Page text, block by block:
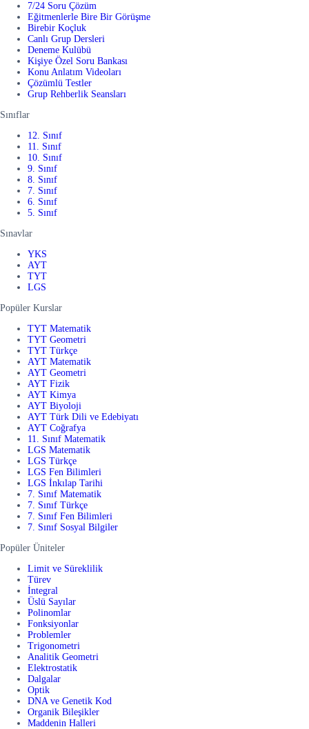
7/24 Soru Çözüm
Eğitmenlerle Bire Bir Görüşme
Birebir Koçluk
Canlı Grup Dersleri
Deneme Kulübü
Kişiye Özel Soru Bankası
Konu Anlatım Videoları
Çözümlü Testler
Grup Rehberlik Seansları
Sınıflar
12. Sınıf
11. Sınıf
10. Sınıf
9. Sınıf
8. Sınıf
7. Sınıf
6. Sınıf
5. Sınıf
Sınavlar
YKS
AYT
TYT
LGS
Popüler Kurslar
TYT Matematik
TYT Geometri
TYT Türkçe
AYT Matematik
AYT Geometri
AYT Fizik
AYT Kimya
AYT Biyoloji
AYT Türk Dili ve Edebiyatı
AYT Coğrafya
11. Sınıf Matematik
LGS Matematik
LGS Türkçe
LGS Fen Bilimleri
LGS İnkılap Tarihi
7. Sınıf Matematik
7. Sınıf Türkçe
7. Sınıf Fen Bilimleri
7. Sınıf Sosyal Bilgiler
Popüler Üniteler
Limit ve Süreklilik
Türev
İntegral
Üslü Sayılar
Polinomlar
Fonksiyonlar
Problemler
Trigonometri
Analitik Geometri
Elektrostatik
Dalgalar
Optik
DNA ve Genetik Kod
Organik Bileşikler
Maddenin Halleri